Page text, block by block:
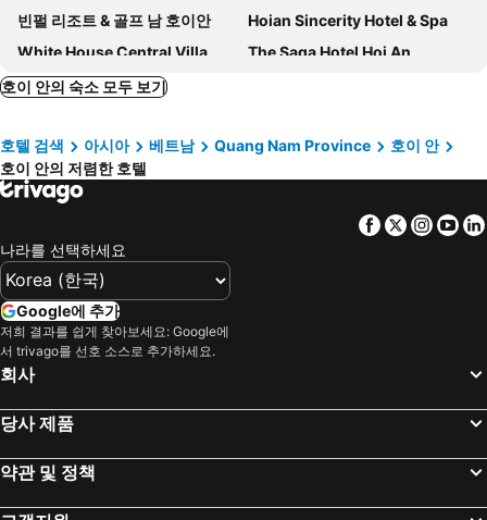
빈펄 리조트 & 골프 남 호이안
Hoian Sincerity Hotel & Spa
White House Central Villa
The Saga Hotel Hoi An
Cozy An Boutique Hotel Hoian
Little Riverside Hoi An . A Luxury Hotel & Spa
Anio Boutique Hotel Hoian
Grand Sunrise Palace Hoi An
Hoi An Central Boutique Hotel & Spa
Soluna D'Annam - The Art of Hoi An Relaxation
Little Oasis - An Eco Friendly Hotel & Spa
Vinh Hung Old Town Hotel
Allegro Hoi An . A Little Luxury Hotel & Spa
White Lotus Hotel Hoian
리틀 타운 빌라
Hoi An Golden Holiday Elite
로열 리버사이드 호이안 호텔
Reu Boutique Hotel
Aira Boutique Hoi An
호이 안의 숙소 모두 보기
호텔 검색 아시아 베트남 Quang Nam Province
호이 안
호이 안의 저렴한 호텔
Facebook
Twitter
나라를 선택하세요
Google에 추가
저희 결과를 쉽게 찾아보세요: Google에
서 trivago를 선호 소스로 추가하세요.
회사
당사 제품
약관 및 정책